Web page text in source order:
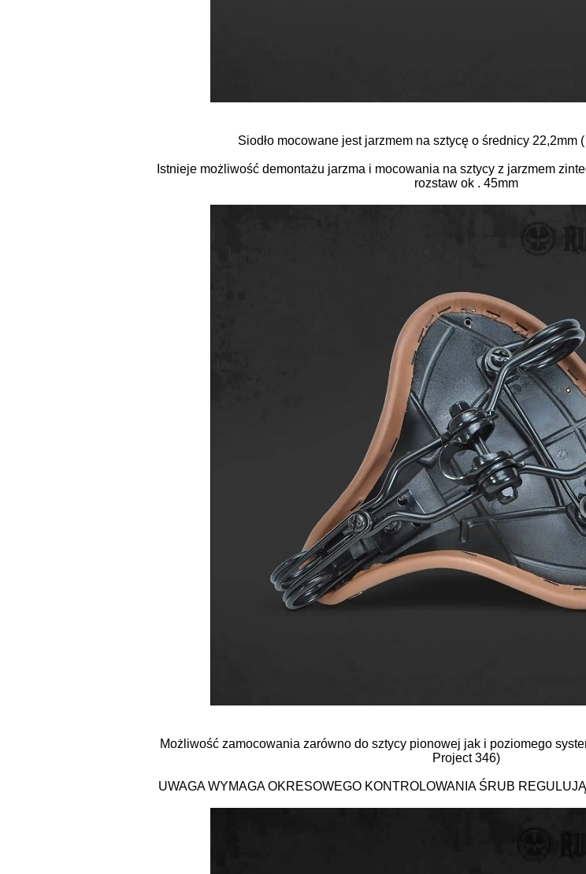
Siodło mocowane jest jarzmem na sztycę o średnicy 22,2mm
Istnieje możliwość demontażu jarzma i mocowania na sztycy z jarzmem
rozstaw ok . 45mm
Możliwość zamocowania zarówno do sztycy pionowej jak i poziomego
Project 346)
UWAGA WYMAGA OKRESOWEGO KONTROLOWANIA ŚRUB